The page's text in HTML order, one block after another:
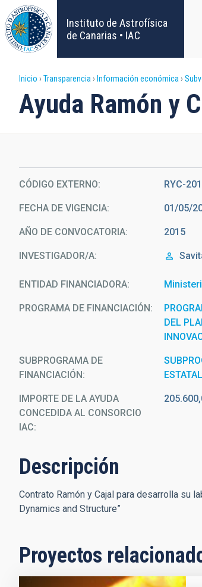
Pasar
al
contenido
principal
Instituto de Astrofísica
de Canarias • IAC
Sobrescribir
enlaces
ayuda
a
la
navegación
Inicio Transparencia Información económica
Ayuda Ramón y
CÓDIGO EXTERNO RYC-
FECHA DE VIGENCIA 01/05/
AÑO DE CONVOCATORIA 2015
INVESTIGADOR/A
ENTIDAD FINANCIADORA
PROGRAMA DE FINANCIACIÓN
DEL
SUBPROGRAMA DE
FINANCIACIÓN
IMPORTE DE LA AYUDA
CONCEDIDA AL CONSORCIO
IAC
Descripción
Contrato Ramón y Cajal para desarrolla su
Dynamics and Structure”
Proyectos